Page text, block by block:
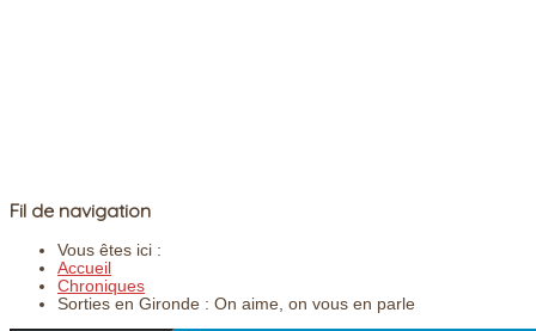
Fil de navigation
Vous êtes ici :
Accueil
Chroniques
Sorties en Gironde : On aime, on vous en parle